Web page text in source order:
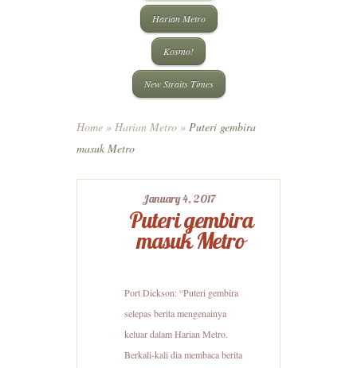
Harian Metro
Kosmo!
New Straits Times
Home » Harian Metro » Puteri gembira
masuk Metro
January 4, 2017
Puteri gembira
masuk Metro
Port Dickson: “Puteri gembira
selepas berita mengenainya
keluar dalam Harian Metro.
Berkali-kali dia membaca berita